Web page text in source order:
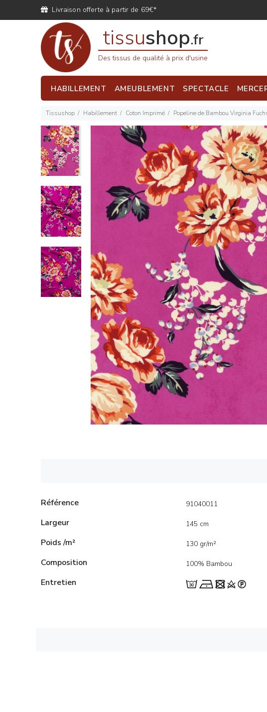
Livraison offerte à partir de 69€*
tissushop.fr
Des tissus de qualité à prix d'usine
HABILLEMENT AMEUBLEMENT SPECTACLE
Tissushop Habillement Coton Imprimé Popeline de Bambou Virginia
Référence 91040011
Largeur 145 cm
Poids /m² 130 gr/m²
Composition 100% Bambou
Entretien